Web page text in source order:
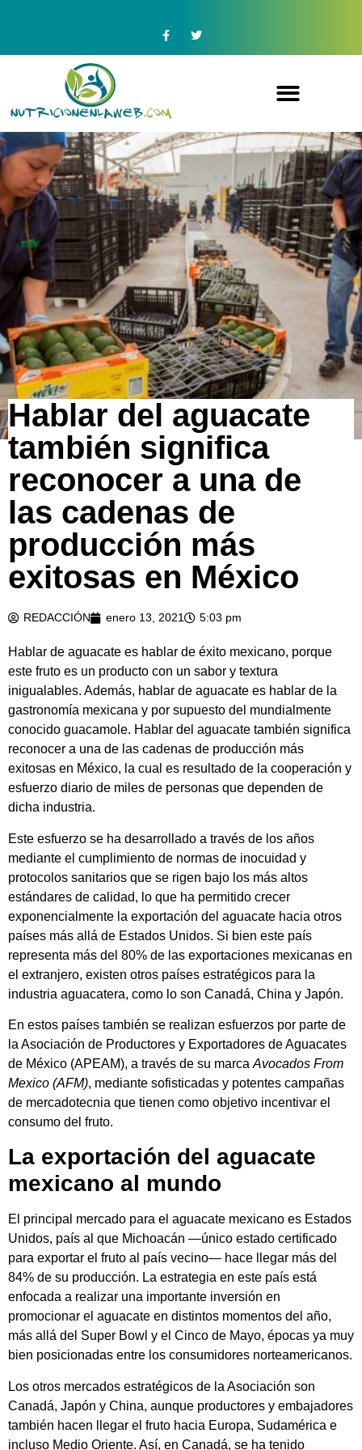
Hablar del aguacate
también significa
reconocer a una de
las cadenas de
producción más
exitosas en México
REDACCIÓN enero 13, 2021 5:03 pm
Hablar de aguacate es hablar de éxito mexicano, porque
este fruto es un producto con un sabor y textura
inigualables. Además, hablar de aguacate es hablar de la
gastronomía mexicana y por supuesto del mundialmente
conocido guacamole. Hablar del aguacate también significa
reconocer a una de las cadenas de producción más
exitosas en México, la cual es resultado de la cooperación y
esfuerzo diario de miles de personas que dependen de
dicha industria.
Este esfuerzo se ha desarrollado a través de los años
mediante el cumplimiento de normas de inocuidad y
protocolos sanitarios que se rigen bajo los más altos
estándares de calidad, lo que ha permitido crecer
exponencialmente la exportación del aguacate hacia otros
países más allá de Estados Unidos. Si bien este país
representa más del 80% de las exportaciones mexicanas en
el extranjero, existen otros países estratégicos para la
industria aguacatera, como lo son Canadá, China y Japón.
En estos países también se realizan esfuerzos por parte de
la Asociación de Productores y Exportadores de Aguacates
de México (APEAM), a través de su marca Avocados From
Mexico (AFM), mediante sofisticadas y potentes campañas
de mercadotecnia que tienen como objetivo incentivar el
consumo del fruto.
La exportación del aguacate
mexicano al mundo
El principal mercado para el aguacate mexicano es Estados
Unidos, país al que Michoacán ―único estado certificado
para exportar el fruto al país vecino― hace llegar más del
84% de su producción. La estrategia en este país está
enfocada a realizar una importante inversión en
promocionar el aguacate en distintos momentos del año,
más allá del Super Bowl y el Cinco de Mayo, épocas ya muy
bien posicionadas entre los consumidores norteamericanos.
Los otros mercados estratégicos de la Asociación son
Canadá, Japón y China, aunque productores y embajadores
también hacen llegar el fruto hacia Europa, Sudamérica e
incluso Medio Oriente. Así, en Canadá, se ha tenido